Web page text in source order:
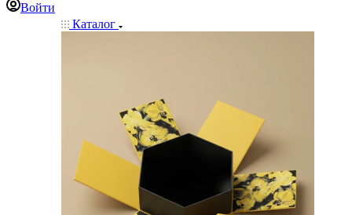
Войти
Каталог